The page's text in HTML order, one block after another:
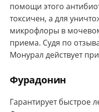
помощи этого
токсичен, а для
микрофлоры в
приема. Судя по
Монурал действует
Фурадонин
Гарантирует быстрое